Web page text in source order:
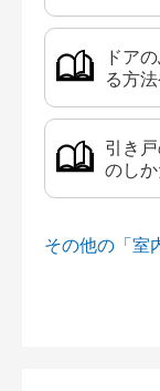
ドア
る方
引き
のし
その他の「室